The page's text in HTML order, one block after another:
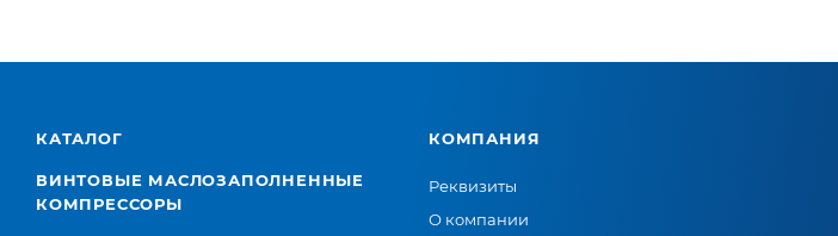
КАТАЛОГ
ВИНТОВЫЕ МАСЛОЗАПОЛНЕННЫЕ
КОМПРЕССОРЫ
КОМПАНИЯ
Реквизиты
О компании